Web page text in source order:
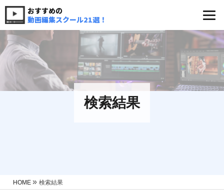
おすすめの
動画編集スクール21選！
検索結果
HOME »検索結果